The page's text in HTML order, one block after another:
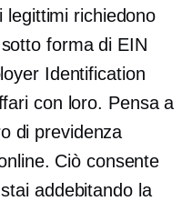
richiedono
forma di EIN
Identification
con loro. Pensa a
di previdenza
Ciò consente
addebitando la